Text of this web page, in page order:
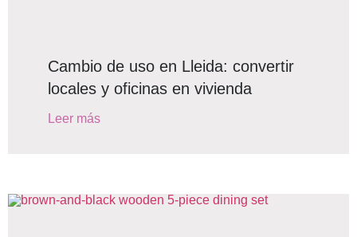
Cambio de uso en Lleida: convertir
locales y oficinas en vivienda
Leer más